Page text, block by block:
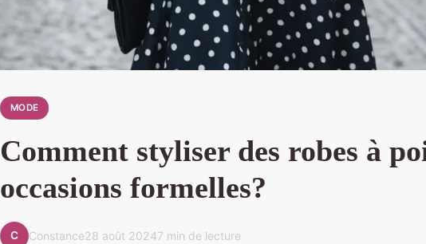
MODE
Comment styliser des robes à
occasions formelles?
C Constance28 août 20247 min de lecture